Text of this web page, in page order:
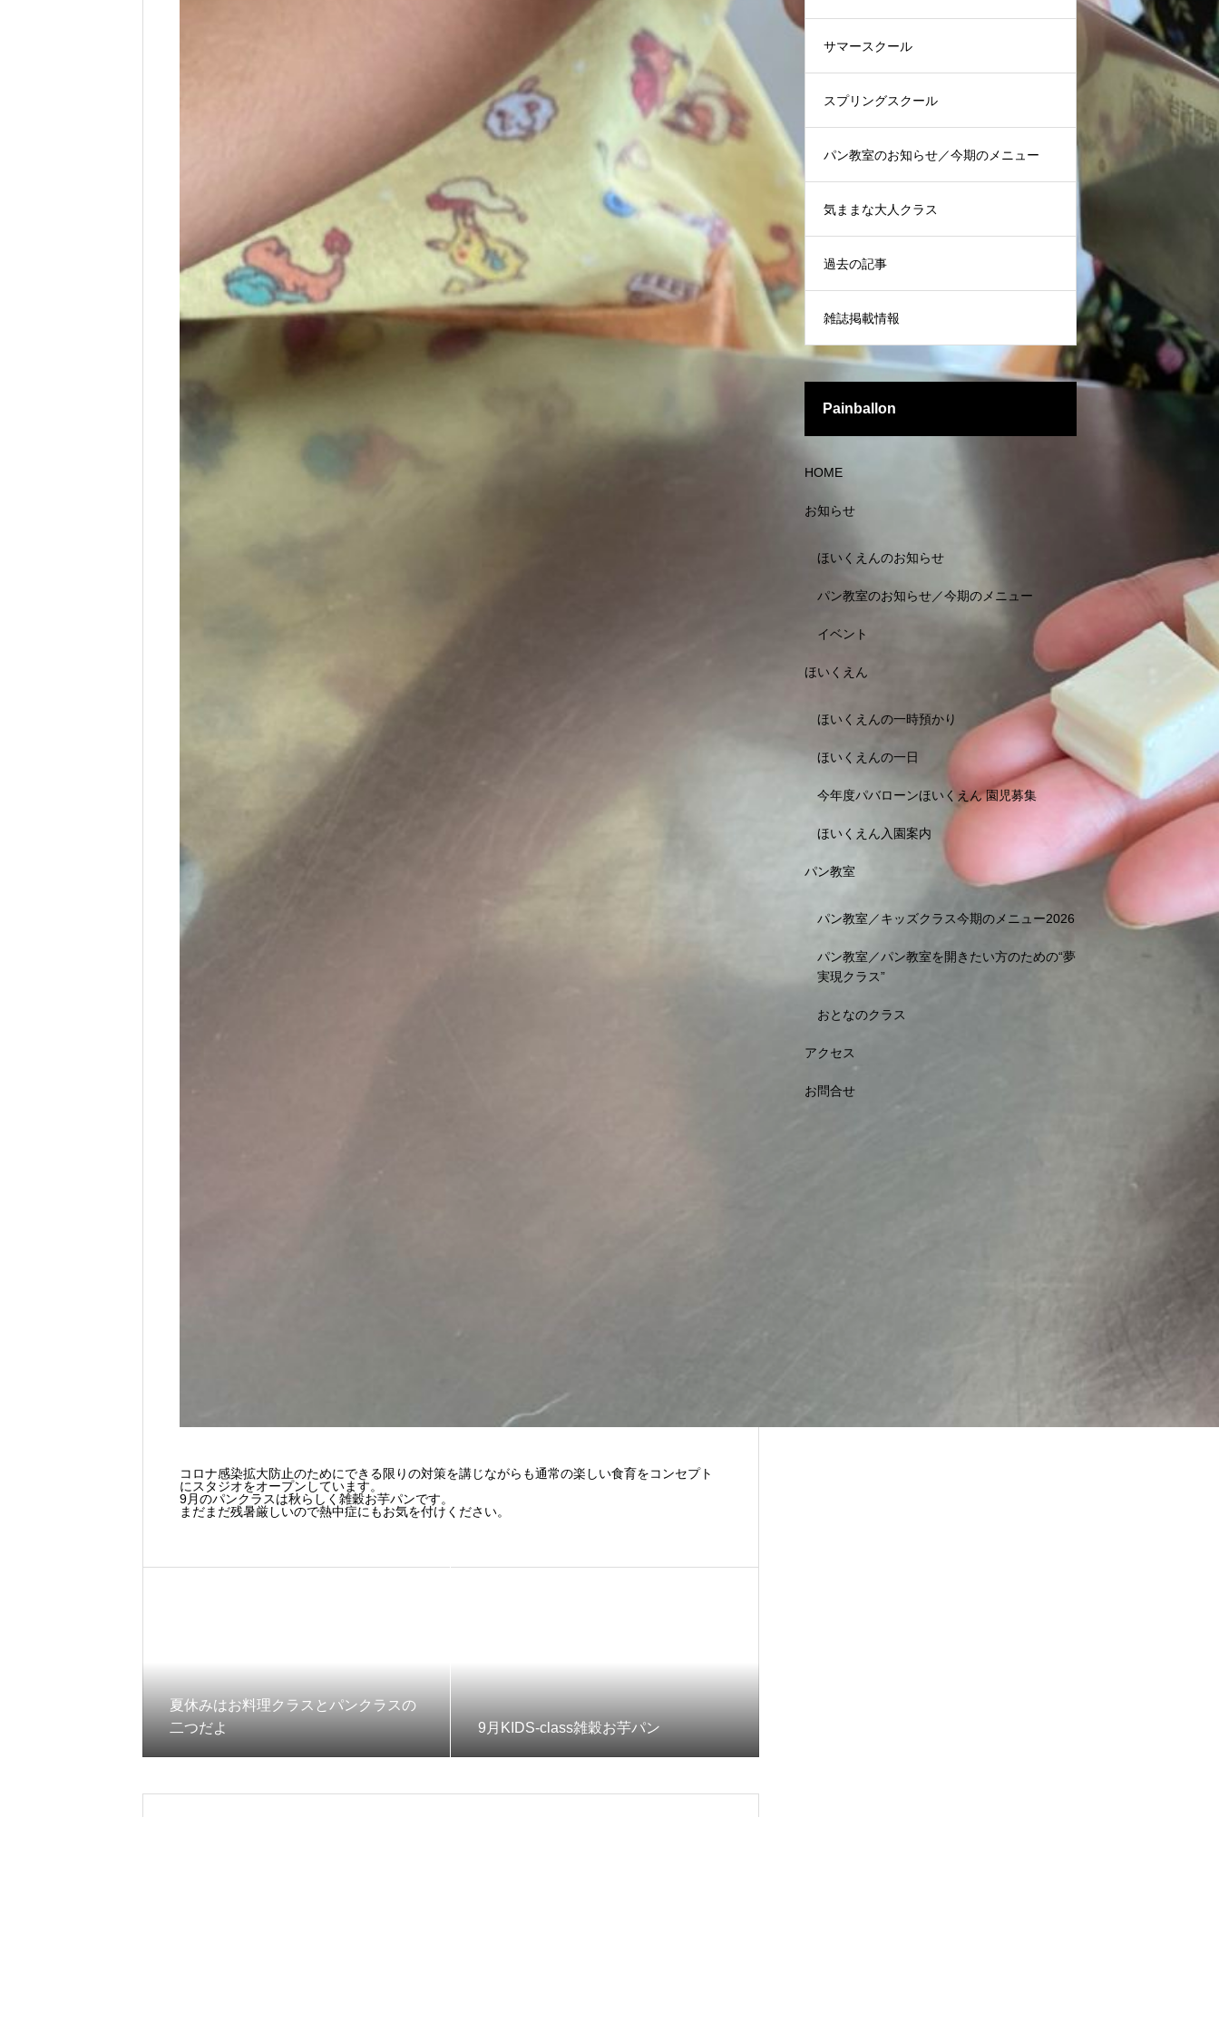
コロナ感染拡大防止のためにできる限りの対策を講じながらも通常の楽しい食育をコンセプト
にスタジオをオープンしています。
9月のパンクラスは秋らしく雑穀お芋パンです。
まだまだ残暑厳しいので熱中症にもお気を付けください。
夏休みはお料理クラスとパンクラスの
二つだよ
9月KIDS-class雑穀お芋パン
サマースクール
スプリングスクール
パン教室のお知らせ／今期のメニュー
気ままな大人クラス
過去の記事
雑誌掲載情報
Painballon
HOME
お知らせ
ほいくえんのお知らせ
パン教室のお知らせ／今期のメニュー
イベント
ほいくえん
ほいくえんの一時預かり
ほいくえんの一日
今年度パバローンほいくえん 園児募集
ほいくえん入園案内
パン教室
パン教室／キッズクラス今期のメニュー2026
パン教室／パン教室を開きたい方のための“夢
実現クラス”
おとなのクラス
アクセス
お問合せ